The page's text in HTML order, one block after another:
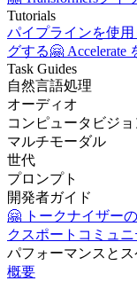
Tutorials
パイプラインを使
グする🤗
Task Guides
自然言語処理
オーディオ
コンピュータビジョ
マルチモーダル
世代
プロンプト
開発者ガイド
🤗 トークナイザー
クスポート コミュ
パフォーマンスと
概要